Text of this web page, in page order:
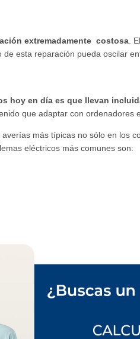
extremadamente costosa.
esta reparación pueda oscilar
hoy en día es que llevan
que adaptar con ordenadores
más típicas no sólo en los
eléctricos más comunes son: